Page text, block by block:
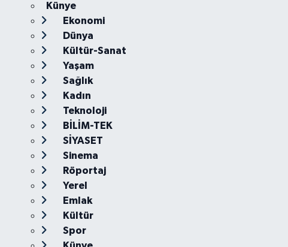
Künye
Ekonomi
Dünya
Kültür-Sanat
Yaşam
Sağlık
Kadın
Teknoloji
BİLİM-TEK
SİYASET
Sinema
Röportaj
Yerel
Emlak
Kültür
Spor